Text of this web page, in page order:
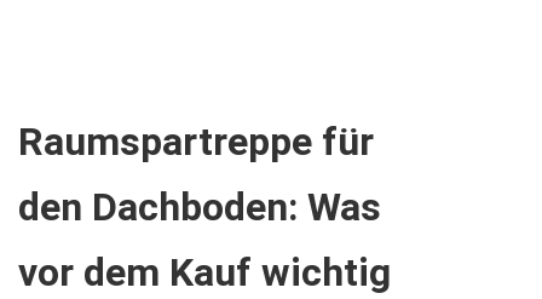
Raumspartreppe für
den Dachboden: Was
vor dem Kauf wichtig